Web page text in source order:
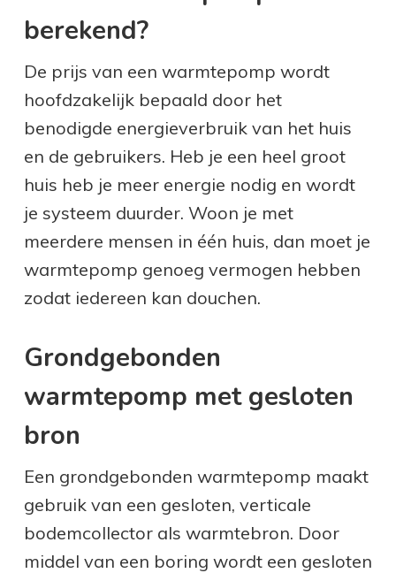
berekend?
De prijs van een warmtepomp wordt
hoofdzakelijk bepaald door het
benodigde energieverbruik van het huis
en de gebruikers. Heb je een heel groot
huis heb je meer energie nodig en wordt
je systeem duurder. Woon je met
meerdere mensen in één huis, dan moet je
warmtepomp genoeg vermogen hebben
zodat iedereen kan douchen.
Grondgebonden
warmtepomp met gesloten
bron
Een grondgebonden warmtepomp maakt
gebruik van een gesloten, verticale
bodemcollector als warmtebron. Door
middel van een boring wordt een gesloten